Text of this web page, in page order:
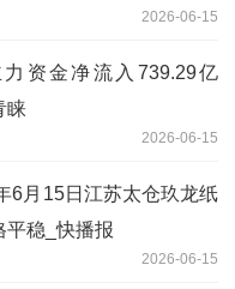
2026-06-15
资金净流入739.29亿
睐
2026-06-15
6月15日江苏太仓玖龙纸
平稳_快播报
2026-06-15